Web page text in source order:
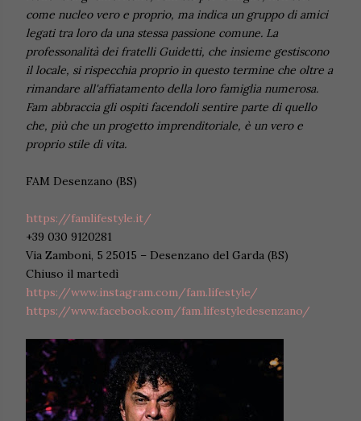
come nucleo vero e proprio, ma indica un gruppo di amici
legati tra loro da una stessa passione comune. La
professonalità dei fratelli Guidetti, che insieme gestiscono
il locale, si rispecchia proprio in questo termine che oltre a
rimandare all'affiatamento della loro famiglia numerosa.
Fam abbraccia gli ospiti facendoli sentire parte di quello
che, più che un progetto imprenditoriale, è un vero e
proprio stile di vita.
FAM Desenzano (BS)
https://famlifestyle.it/
+39 030 9120281
Via Zamboni, 5 25015 – Desenzano del Garda (BS)
Chiuso il martedì
https://www.instagram.com/fam.lifestyle/
https://www.facebook.com/fam.lifestyledesenzano/